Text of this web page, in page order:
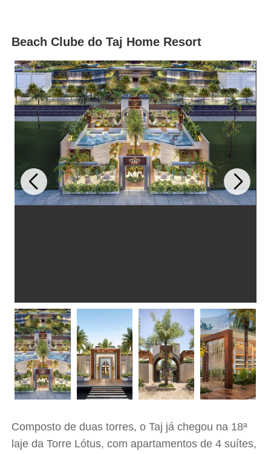
Beach Clube do Taj Home Resort
Composto de duas torres, o Taj já chegou na 18ª
laje da Torre Lótus, com apartamentos de 4 suítes,